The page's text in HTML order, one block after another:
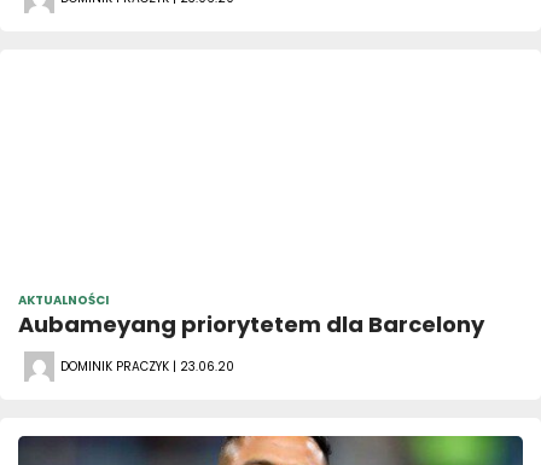
AKTUALNOŚCI
Aubameyang priorytetem dla Barcelony
DOMINIK PRACZYK | 23.06.20